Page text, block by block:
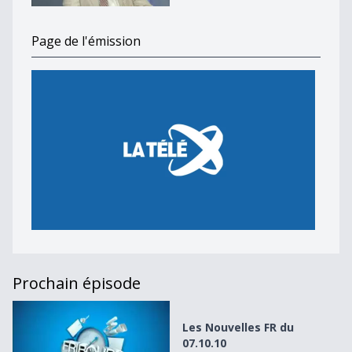
Page de l'émission
Prochain épisode
Les Nouvelles FR du
07.10.10